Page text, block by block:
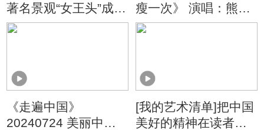
著名景观“女王头”成因
是什么？
瘦一次》 演唱：熊猫
堂
《走遍中国》
20240724 美丽中国
[我的艺术清单]把中国
美好的精神在读者中